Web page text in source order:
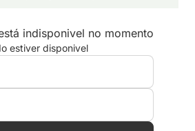
indisponivel no momento
estiver disponivel